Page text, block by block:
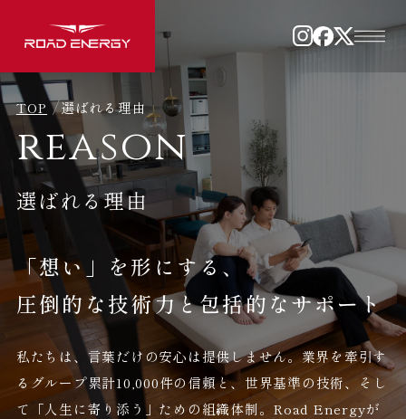
ME
NU
HOME
スマートハウスとは
Road Energyの想い
選ばれる理由
暮らしの設計プロセス
ユーザーインタビュー
メンバー
Q&A
reason
選ばれる理由
TOP 選ばれる理由
「想い」を形にする、
圧倒的な技術力と包括的なサポート
私たちは、言葉だけの安心は提供しません。業界を牽引す
るグループ累計10,000件の信頼と、世界基準の技術、そし
て「人生に寄り添う」ための組織体制。Road Energyが